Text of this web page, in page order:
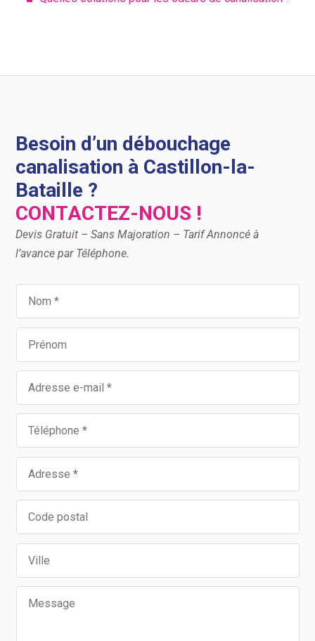
Besoin d’un débouchage
canalisation à Castillon-la-
Bataille ?
CONTACTEZ-NOUS !
Devis Gratuit – Sans Majoration – Tarif Annoncé à
l’avance par Téléphone.